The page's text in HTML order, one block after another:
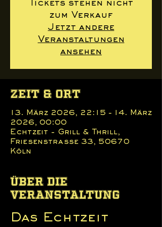
Tickets stehen nicht
zum Verkauf
Jetzt andere
Veranstaltungen
ansehen
Zeit & Ort
13. März 2026, 22:15 – 14. März
2026, 00:00
Echtzeit - Grill & Thrill,
Friesenstraße 33, 50670
Köln
Über die
Veranstaltung
Das Echtzeit